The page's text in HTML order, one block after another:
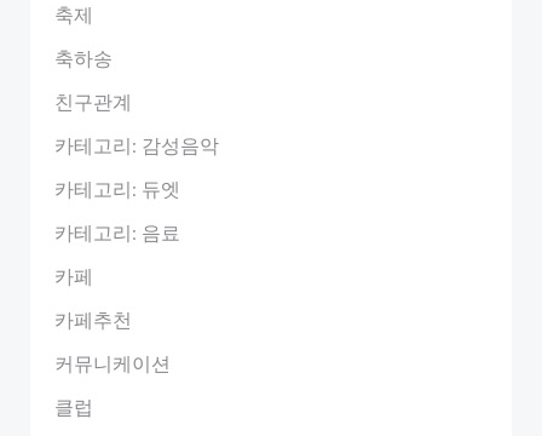
축제
축하송
친구관계
카테고리: 감성음악
카테고리: 듀엣
카테고리: 음료
카페
카페추천
커뮤니케이션
클럽